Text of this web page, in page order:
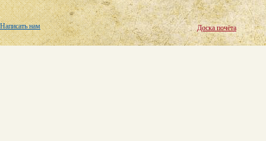
Написать нам Доска почёта